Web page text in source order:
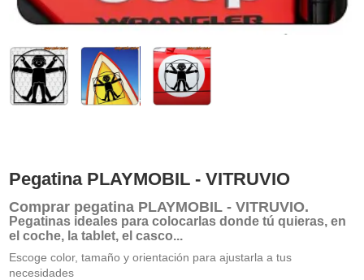
Pegatina PLAYMOBIL - VITRUVIO
Comprar pegatina PLAYMOBIL - VITRUVIO.
Pegatinas ideales para colocarlas donde tú quieras, en
el coche, la tablet, el casco...
Escoge color, tamaño y orientación para ajustarla a tus
necesidades